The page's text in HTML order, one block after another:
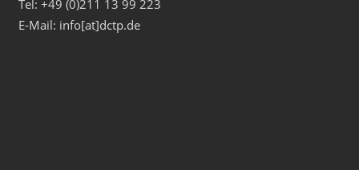
Tel: +49 (0)211 13 99 223
E-Mail: info[at]dctp.de